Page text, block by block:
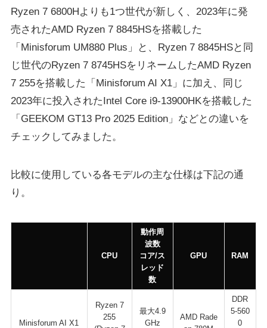
Ryzen 7 6800Hよりも1つ世代が新しく、2023年に発
売されたAMD Ryzen 7 8845HSを搭載した
「Minisforum UM880 Plus」と、Ryzen 7 8845HSと同
じ世代のRyzen 7 8745HSをリネームしたAMD Ryzen
7 255を搭載した「Minisforum AI X1」に加え、同じ
2023年に投入されたIntel Core i9-13900HKを搭載した
「GEEKOM GT13 Pro 2025 Edition」などとの違いを
チェックしてみました。
比較に使用している各モデルの主な仕様は下記の通
り。
CPU
動作周
波数
コア/ス
レッド
数
GPU RAM
Minisforum AI X1
Ryzen 7
255
最大4.9
GHz
AMD Rade
DDR
5-560
0